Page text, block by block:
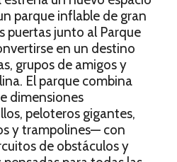
parque inflable de gran
puertas junto al Parque
en un destino
grupos de amigos y
El parque combina
dimensiones
peloteros gigantes,
y trampolines— con
de obstáculos y